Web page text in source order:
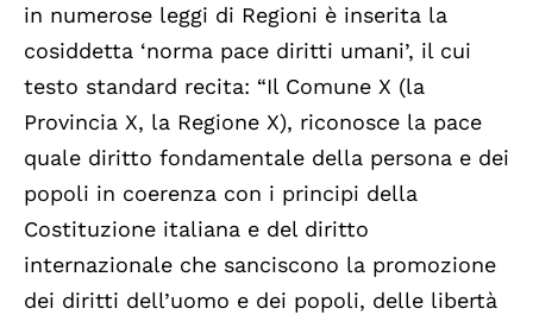
in numerose leggi di Regioni è inserita la
cosiddetta ‘norma pace diritti umani’, il cui
testo standard recita: “Il Comune X (la
Provincia X, la Regione X), riconosce la pace
quale diritto fondamentale della persona e dei
popoli in coerenza con i principi della
Costituzione italiana e del diritto
internazionale che sanciscono la promozione
dei diritti dell’uomo e dei popoli, delle libertà